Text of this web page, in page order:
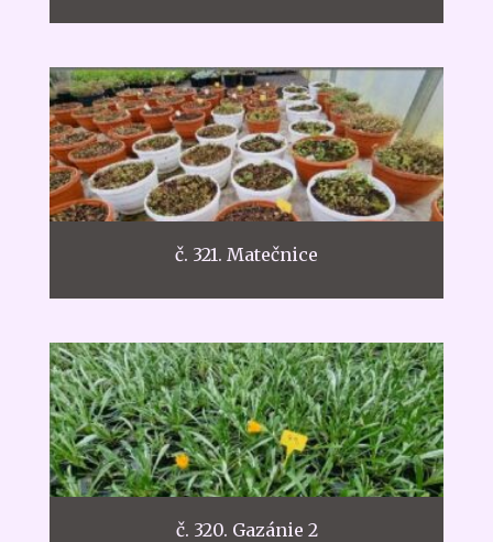
č. 321. Matečnice
č. 320. Gazánie 2